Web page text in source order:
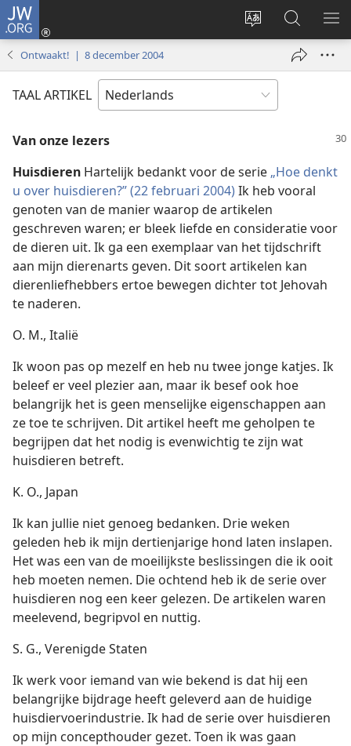
JW.ORG
Taal
wijzigen
Inloggen
(opent
Zoeken
op
JW.ORG
Ontwaakt! | 8 december 2004
TAAL ARTIKEL
Van onze lezers
Huisdieren Hartelijk bedankt voor de serie „Hoe denkt
u over huisdieren?” (22 februari 2004)Ik heb vooral
genoten van de manier waarop de artikelen
geschreven waren; er bleek liefde en consideratie voor
de dieren uit. Ik ga een exemplaar van het tijdschrift
aan mijn dierenarts geven. Dit soort artikelen kan
dierenliefhebbers ertoe bewegen dichter tot Jehovah
te naderen.
O. M., Italië
Ik woon pas op mezelf en heb nu twee jonge katjes. Ik
beleef er veel plezier aan, maar ik besef ook hoe
belangrijk het is geen menselijke eigenschappen aan
ze toe te schrijven. Dit artikel heeft me geholpen te
begrijpen dat het nodig is evenwichtig te zijn wat
huisdieren betreft.
K. O., Japan
Ik kan jullie niet genoeg bedanken. Drie weken
geleden heb ik mijn dertienjarige hond laten inslapen.
Het was een van de moeilijkste beslissingen die ik ooit
heb moeten nemen. Die ochtend heb ik de serie over
huisdieren nog een keer gelezen. De artikelen waren
meelevend, begripvol en nuttig.
S. G., Verenigde Staten
Ik werk voor iemand van wie bekend is dat hij een
belangrijke bijdrage heeft geleverd aan de huidige
huisdiervoerindustrie. Ik had de serie over huisdieren
op mijn concepthouder gezet. Toen ik was gaan